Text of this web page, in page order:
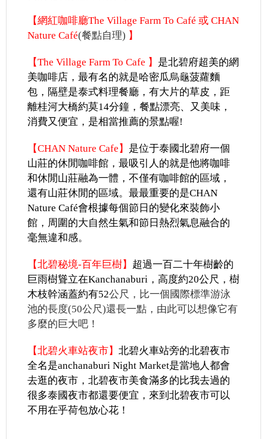
【網紅咖啡廳The Village Farm To Café 或 CHAN
Nature Café(餐點自理) 】
【The Village Farm To Cafe 】 是北碧府超美的網
美咖啡店，最有名的就是哈密瓜烏龜菠蘿麵
包，隔壁是泰式料理餐廳，有大片的草皮，距
離桂河大橋約莫14分鐘，餐點漂亮、又美味，
消費又便宜，是相當推薦的景點喔!
【CHAN Nature Cafe】 是位于泰國北碧府一個
山莊的休閒咖啡館，最吸引人的就是他將咖啡
和休閒山莊融為一體，不僅有咖啡館的區域，
還有山莊休閒的區域。最最重要的是CHAN
Nature Café會根據每個節日的變化來裝飾小
館，周圍的大自然生氣和節日熱烈氣息融合的
毫無違和感。
【北碧秘境-百年巨樹】 超過一百二十年樹齡的
巨雨樹聳立在Kanchanaburi ，高度約20公尺，樹
木枝幹涵蓋約有52公尺，比一個國際標準游泳
池的長度(50公尺)還長一點，由此可以想像它有
多麼的巨大吧！
【北碧火車站夜市】 北碧火車站旁的北碧夜市
全名是anchanaburi Night Market是當地人都會
去逛的夜市，北碧夜市美食滿多的比我去過的
很多泰國夜市都還要便宜，來到北碧夜市可以
不用在乎荷包放心花！